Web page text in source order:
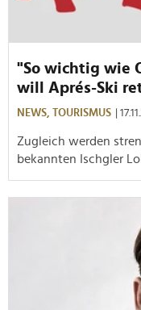
"So wichtig wie
will Aprés-Ski
NEWS, TOURISMUS |
Zugleich werden
bekannten Ischgler